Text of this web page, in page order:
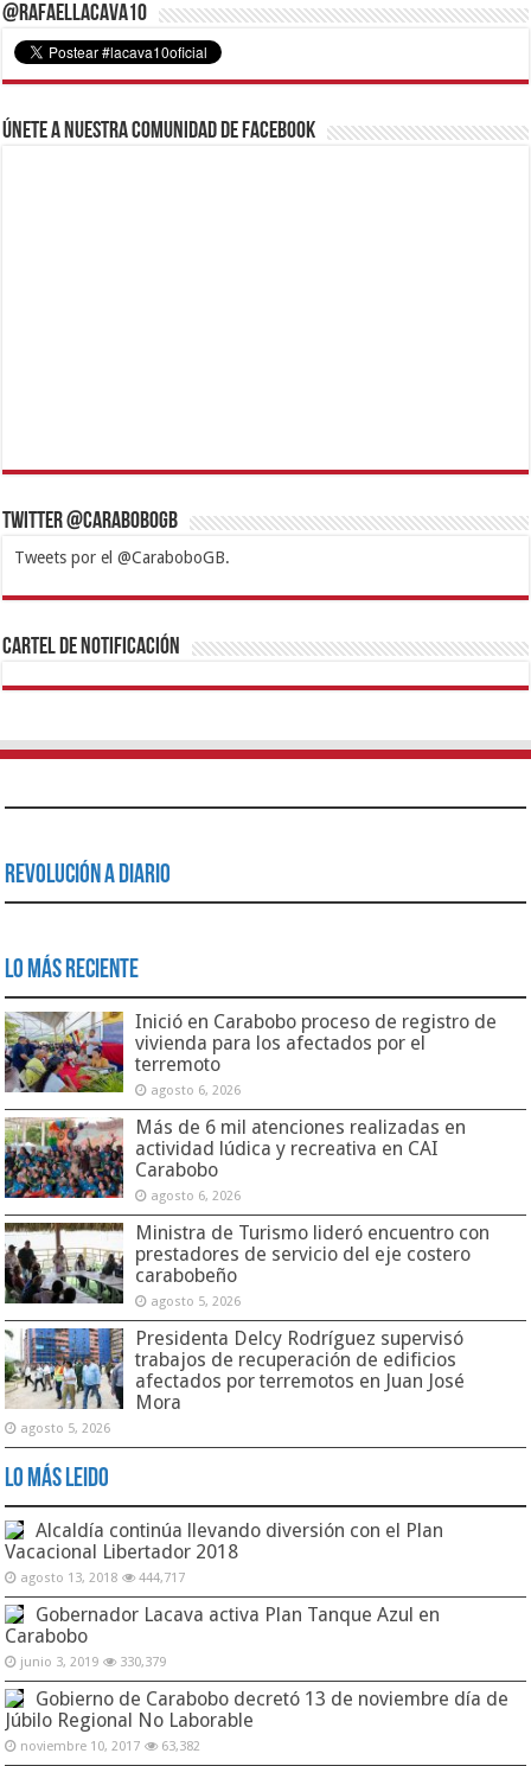
@RafaelLacava10
Únete a nuestra comunidad de Facebook
Twitter @CaraboboGB
Tweets por el @CaraboboGB.
1xbetBetturkeyBetistKralbetSupertotobetTipobetMatadorbetMariobet
https://mvbcasino.com/
Cartel de Notificación
Revolución a Diario
Lo Más Reciente
Inició en Carabobo proceso de registro de
vivienda para los afectados por el
terremoto
agosto 6, 2026
Más de 6 mil atenciones realizadas en
actividad lúdica y recreativa en CAI
Carabobo
agosto 6, 2026
Ministra de Turismo lideró encuentro con
prestadores de servicio del eje costero
carabobeño
agosto 5, 2026
Presidenta Delcy Rodríguez supervisó
trabajos de recuperación de edificios
afectados por terremotos en Juan José
Mora
agosto 5, 2026
Lo Más Leido
Alcaldía continúa llevando diversión con el Plan
Vacacional Libertador 2018
agosto 13, 2018 444,717
Gobernador Lacava activa Plan Tanque Azul en
Carabobo
junio 3, 2019 330,379
Gobierno de Carabobo decretó 13 de noviembre día de
Júbilo Regional No Laborable
noviembre 10, 2017 63,382